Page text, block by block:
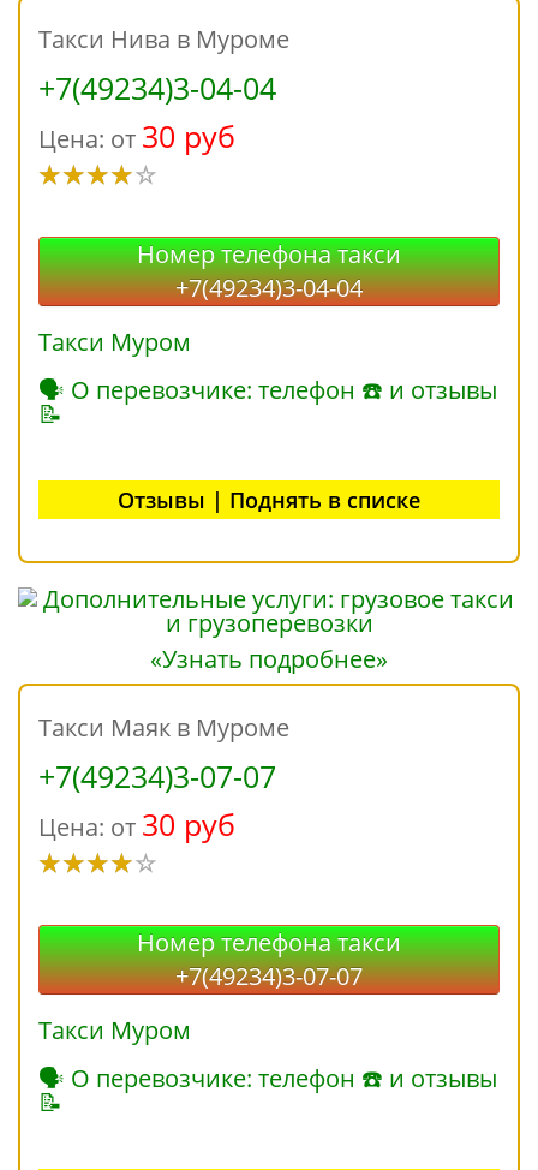
Такси Нива в Муроме
+7(49234)3-04-04
Цена: от 30 руб
Номер телефона такси
+7(49234)3-04-04
Такси Муром
🗣 О перевозчике: телефон ☎ и отзывы
📝
Отзывы | Поднять в списке
«Узнать подробнее»
Такси Маяк в Муроме
+7(49234)3-07-07
Цена: от 30 руб
Номер телефона такси
+7(49234)3-07-07
Такси Муром
🗣 О перевозчике: телефон ☎ и отзывы
📝